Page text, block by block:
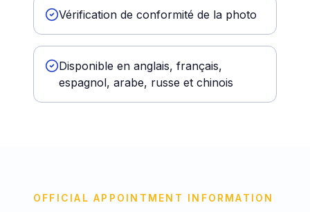
Vérification de conformité de la photo
Disponible en anglais, français,
espagnol, arabe, russe et chinois
OFFICIAL APPOINTMENT INFORMATION